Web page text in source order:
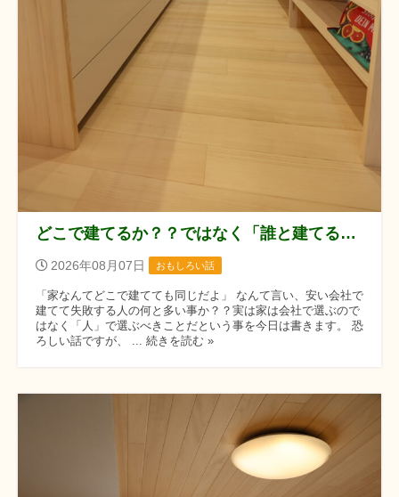
どこで建てるか？？ではなく「誰と建てるか？？」です！！
2026年08月07日 おもしろい話
「家なんてどこで建てても同じだよ」 なんて言い、安い会社で
建てて失敗する人の何と多い事か？？実は家は会社で選ぶので
はなく「人」で選ぶべきことだという事を今日は書きます。 恐
ろしい話ですが、 ... 続きを読む »